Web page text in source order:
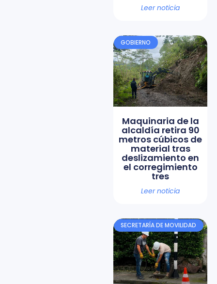
Leer noticia
GOBIERNO
Maquinaria de la
alcaldía retira 90
metros cúbicos de
material tras
deslizamiento en
el corregimiento
tres
Leer noticia
SECRETARÍA DE MOVILIDAD